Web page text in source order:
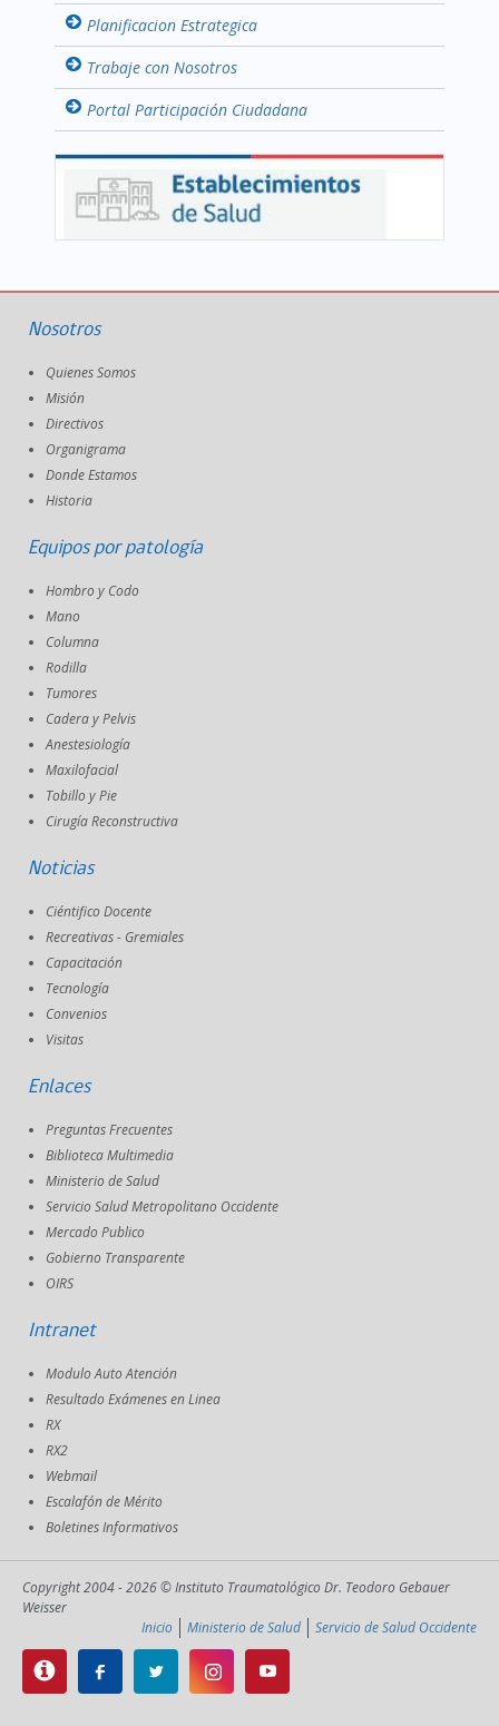
Planificacion Estrategica
Trabaje con Nosotros
Portal Participación Ciudadana
Nosotros
Quienes Somos
Misión
Directivos
Organigrama
Donde Estamos
Historia
Equipos por patología
Hombro y Codo
Mano
Columna
Rodilla
Tumores
Cadera y Pelvis
Anestesiología
Maxilofacial
Tobillo y Pie
Cirugía Reconstructiva
Noticias
Ciéntifico Docente
Recreativas - Gremiales
Capacitación
Tecnología
Convenios
Visitas
Enlaces
Preguntas Frecuentes
Biblioteca Multimedia
Ministerio de Salud
Servicio Salud Metropolitano Occidente
Mercado Publico
Gobierno Transparente
OIRS
Intranet
Modulo Auto Atención
Resultado Exámenes en Linea
RX
RX2
Webmail
Escalafón de Mérito
Boletines Informativos
Copyright 2004 - 2026 © Instituto Traumatológico Dr. Teodoro Gebauer
Weisser
Inicio
Ministerio de Salud Servicio de Salud Occidente